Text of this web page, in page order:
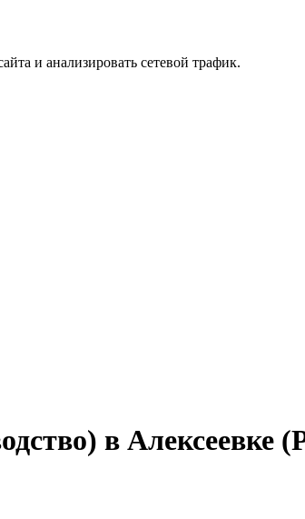
и анализировать сетевой трафик.
в Алексеевке